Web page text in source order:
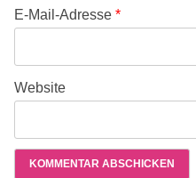
E-Mail-Adresse *
Website